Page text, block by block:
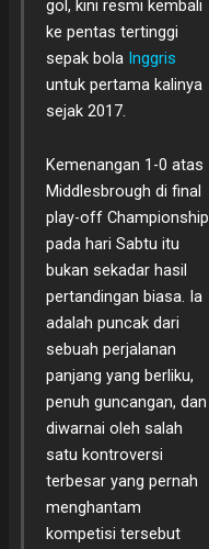
gol, kini resmi kembali
ke pentas tertinggi
sepak bola Inggris
untuk pertama kalinya
sejak 2017.
Kemenangan 1-0 atas
Middlesbrough di final
play-off Championship
pada hari Sabtu itu
bukan sekadar hasil
pertandingan biasa. Ia
adalah puncak dari
sebuah perjalanan
panjang yang berliku,
penuh guncangan, dan
diwarnai oleh salah
satu kontroversi
terbesar yang pernah
menghantam
kompetisi tersebut